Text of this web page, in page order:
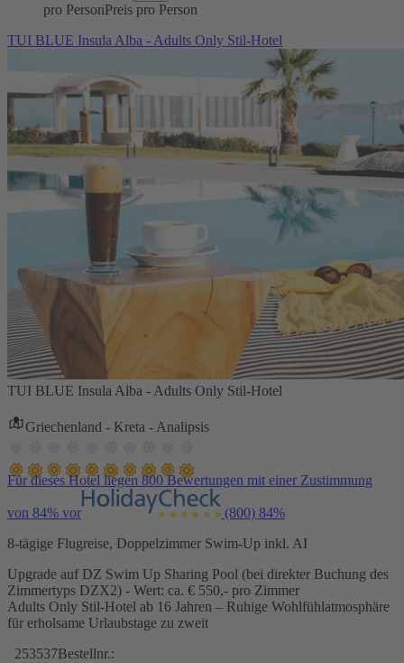
pro PersonPreis pro Person
TUI BLUE Insula Alba - Adults Only Stil-Hotel
TUI BLUE Insula Alba - Adults Only Stil-Hotel
Griechenland - Kreta - Analipsis
Für dieses Hotel liegen 800 Bewertungen mit einer Zustimmung
von 84% vor (800) 84%
8-tägige Flugreise, Doppelzimmer Swim-Up inkl. AI
Upgrade auf DZ Swim Up Sharing Pool (bei direkter Buchung des
Zimmertyps DZX2) - Wert: ca. € 550,- pro Zimmer
Adults Only Stil-Hotel ab 16 Jahren – Ruhige Wohlfühlatmosphäre
für erholsame Urlaubstage zu zweit
253537Bestellnr.: